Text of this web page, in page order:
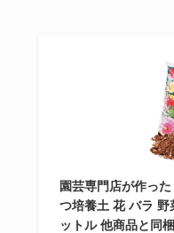
園芸専門店が作っ
つ培養土 花 バラ 野
ットル 他商品と同